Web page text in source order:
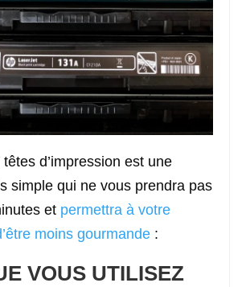
d’impression est une
simple qui ne vous prendra pas
et permettra à votre
moins gourmande :
VOUS UTILISEZ